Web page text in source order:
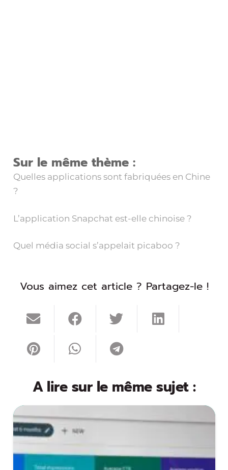
Sur le même thème :
Quelles applications sont fabriquées en Chine
?
L’application Snapchat est-elle chinoise ?
Quel média social s’appelait picaboo ?
Vous aimez cet article ? Partagez-le !
A lire sur le même sujet :